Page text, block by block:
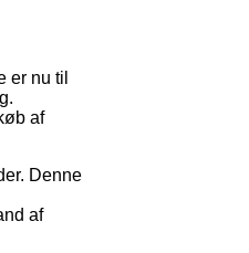
er nu til
af
Denne
af